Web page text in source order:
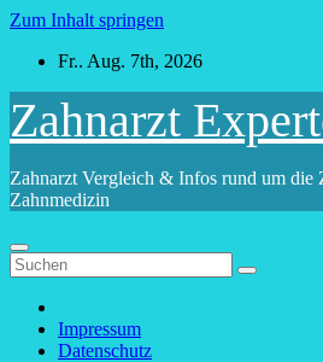
Zum Inhalt springen
Fr.. Aug. 7th, 2026
Zahnarzt
Zahnarzt Vergleich & Infos rund um die
Zahnmedizin
Impressum
Datenschutz